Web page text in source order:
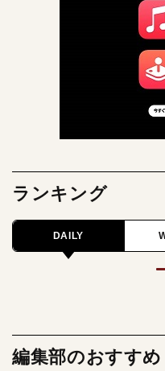
ランキング
DAILY
編集部のおすすめ